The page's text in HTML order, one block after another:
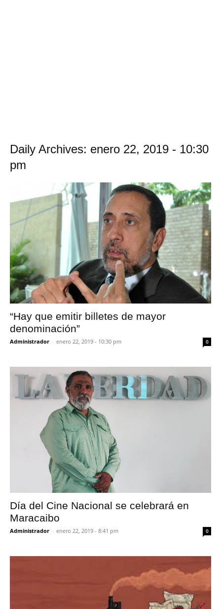
Daily Archives: enero 22, 2019 - 10:30
pm
“Hay que emitir billetes de mayor
denominación”
Administrador - enero 22, 2019 - 10:30 pm 0
Día del Cine Nacional se celebrará en
Maracaibo
Administrador - enero 22, 2019 - 8:41 pm 0